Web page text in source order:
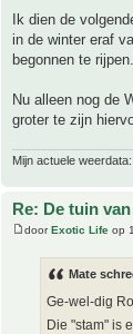
Ik dien de
in de winter eraf
begonnen te rijpen.
Nu alleen nog de
groter te zijn
Mijn actuele weerdata:
Re: De tuin
door Exotic Life op
Mate
Ge-wel-dig
Die "stam" is